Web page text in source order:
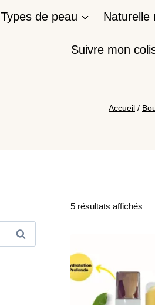
Types de peau Naturelle
Suivre mon
Accueil /
5 résultats affichés